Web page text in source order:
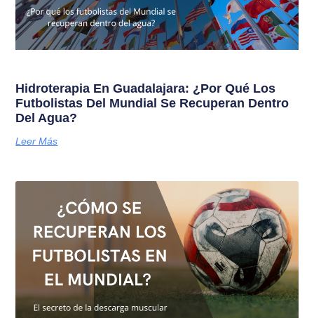
Hidroterapia En Guadalajara: ¿Por Qué Los
Futbolistas Del Mundial Se Recuperan Dentro
Del Agua?
Leer Más